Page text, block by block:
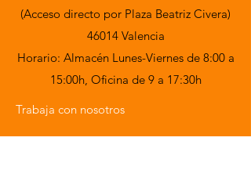
(Acceso directo por Plaza Beatriz Civera)
46014 Valencia
Horario: Almacén Lunes-Viernes de 8:00 a
15:00h, Oficina de 9 a 17:30h
Trabaja con nosotros